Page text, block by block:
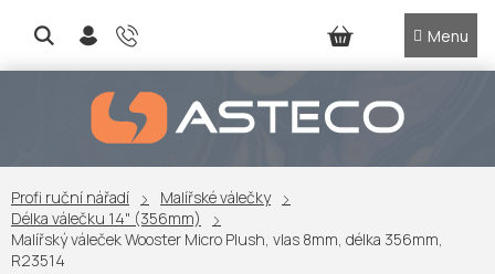
NÁKUPNÍ
KOŠÍK
Profi ruční nářadí
Malířské válečky
Délka válečku 14" (356mm)
Malířský váleček Wooster Micro Plush, vlas 8mm, délka 356mm,
R23514